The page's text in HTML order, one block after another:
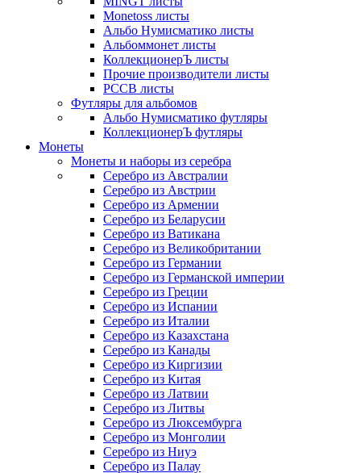
Monetoss листы
Альбо Нумисматико листы
Альбоммонет листы
КоллекционерЪ листы
Прочие производители листы
РССВ листы
Футляры для альбомов
Альбо Нумисматико футляры
КоллекционерЪ футляры
Монеты
Монеты и наборы из серебра
Серебро из Австралии
Серебро из Австрии
Серебро из Армении
Серебро из Беларусии
Серебро из Ватикана
Серебро из Великобритании
Серебро из Германии
Серебро из Германской империи
Серебро из Греции
Серебро из Испании
Серебро из Италии
Серебро из Казахстана
Серебро из Канады
Серебро из Киргизии
Серебро из Китая
Серебро из Латвии
Серебро из Литвы
Серебро из Люксембурга
Серебро из Монголии
Серебро из Ниуэ
Серебро из Палау